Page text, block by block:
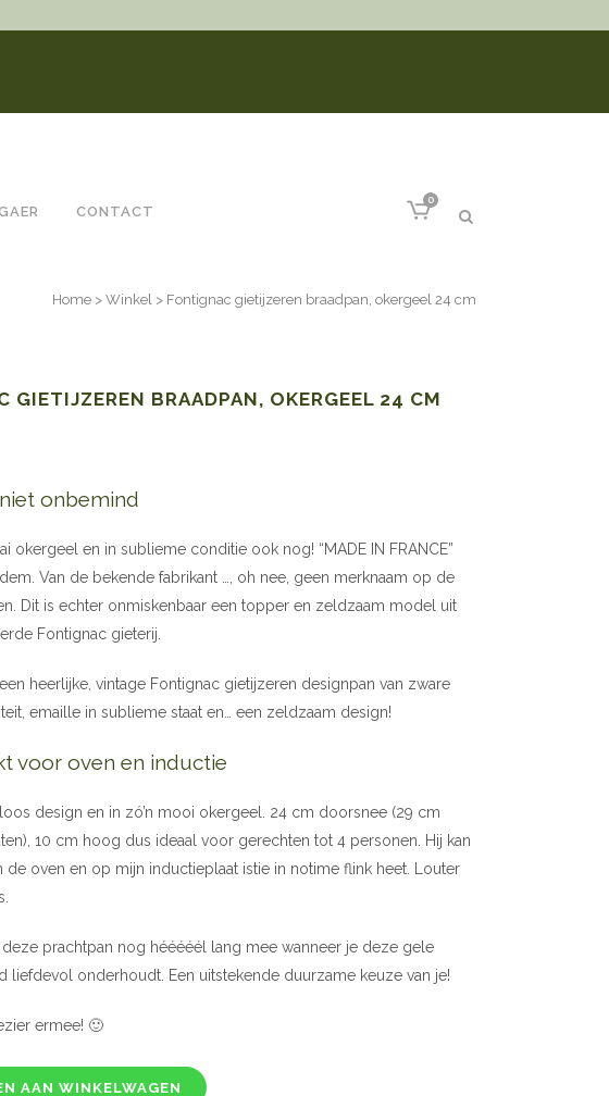
CONTACT
0
Home > Winkel > Fontignac gietijzeren braadpan, okergeel 24 cm
GIETIJZEREN BRAADPAN, OKERGEEL 24 CM
onbemind
okergeel en in sublieme conditie ook nog! “MADE IN FRANCE”
Van de bekende fabrikant …, oh nee, geen merknaam op de
Dit is echter onmiskenbaar een topper en zeldzaam model uit
Fontignac gieterij.
heerlijke, vintage Fontignac gietijzeren designpan van zware
emaille in sublieme staat en… een zeldzaam design!
voor oven en inductie
design en in zó’n mooi okergeel. 24 cm doorsnee (29 cm
10 cm hoog dus ideaal voor gerechten tot 4 personen. Hij kan
de oven en op mijn inductieplaat istie in notime flink heet. Louter
deze prachtpan nog hééééél lang mee wanneer je deze gele
liefdevol onderhoudt. Een uitstekende duurzame keuze van je!
ermee! 🙂
AAN WINKELWAGEN